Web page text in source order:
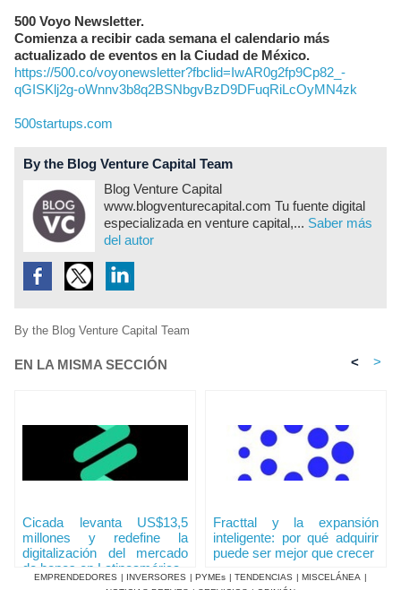
500 Voyo Newsletter.
Comienza a recibir cada semana el calendario más
actualizado de eventos en la Ciudad de México.
https://500.co/voyonewsletter?fbclid=IwAR0g2fp9Cp82_-
qGISKlj2g-oWnnv3b8q2BSNbgvBzD9DFuqRiLcOyMN4zk
500startups.com
By the Blog Venture Capital Team
Blog Venture Capital
www.blogventurecapital.com Tu fuente digital
especializada en venture capital,... Saber más
del autor
By the Blog Venture Capital Team
EN LA MISMA SECCIÓN < >
Cicada levanta US$13,5
millones y redefine la
digitalización del mercado
de bonos en Latinoamérica
Fracttal y la expansión
inteligente: por qué adquirir
puede ser mejor que crecer
EMPRENDEDORES | INVERSORES | PYMEs | TENDENCIAS | MISCELÁNEA |